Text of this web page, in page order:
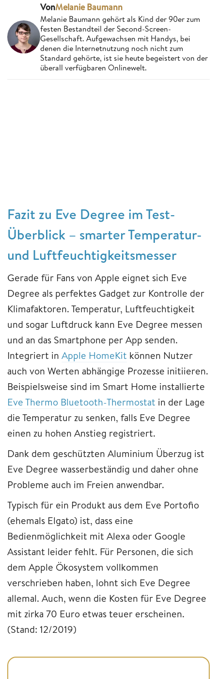
VonMelanie Baumann
Melanie Baumann gehört als Kind der 90er zum
festen Bestandteil der Second-Screen-
Gesellschaft. Aufgewachsen mit Handys, bei
denen die Internetnutzung noch nicht zum
Standard gehörte, ist sie heute begeistert von der
überall verfügbaren Onlinewelt.
Fazit zu Eve Degree im Test-
Überblick – smarter Temperatur-
und Luftfeuchtigkeitsmesser
Gerade für Fans von Apple eignet sich Eve
Degree als perfektes Gadget zur Kontrolle der
Klimafaktoren. Temperatur, Luftfeuchtigkeit
und sogar Luftdruck kann Eve Degree messen
und an das Smartphone per App senden.
Integriert in Apple HomeKit können Nutzer
auch von Werten abhängige Prozesse initiieren.
Beispielsweise sind im Smart Home installierte
Eve Thermo Bluetooth-Thermostat in der Lage
die Temperatur zu senken, falls Eve Degree
einen zu hohen Anstieg registriert.
Dank dem geschützten Aluminium Überzug ist
Eve Degree wasserbeständig und daher ohne
Probleme auch im Freien anwendbar.
Typisch für ein Produkt aus dem Eve Portofio
(ehemals Elgato) ist, dass eine
Bedienmöglichkeit mit Alexa oder Google
Assistant leider fehlt. Für Personen, die sich
dem Apple Ökosystem vollkommen
verschrieben haben, lohnt sich Eve Degree
allemal. Auch, wenn die Kosten für Eve Degree
mit zirka 70 Euro etwas teuer erscheinen.
(Stand: 12/2019)